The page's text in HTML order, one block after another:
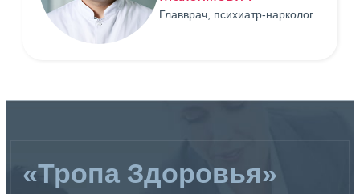
Главврач, психиатр-нарколог
«Тропа Здоровья»